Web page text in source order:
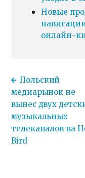
Новые
онлайн-
Польский
медиарынок не
вынес двух
музыкальных
телеканалов на
Bird